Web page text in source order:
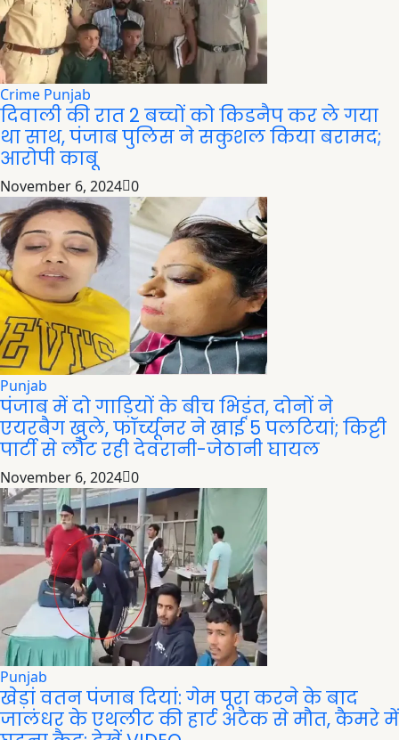
Crime Punjab
दिवाली की रात 2 बच्चों को किडनैप कर ले गया
था साथ, पंजाब पुलिस ने सकुशल किया बरामद;
आरोपी काबू
November 6, 2024 0
Punjab
पंजाब में दो गाड़ियों के बीच भिड़ंत, दोनों ने
एयरबैग खुले, फॉर्च्यूनर ने खाई 5 पलटियां; किट्टी
पार्टी से लौट रही देवरानी-जेठानी घायल
November 6, 2024 0
Punjab
खेड़ां वतन पंजाब दियां: गेम पूरा करने के बाद
जालंधर के एथलीट की हार्ट अटैक से मौत, कैमरे में